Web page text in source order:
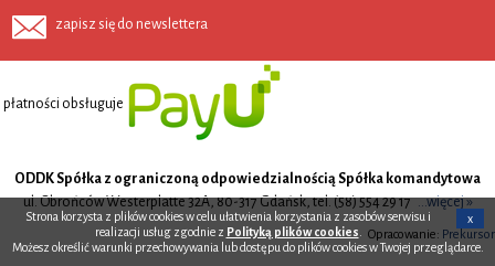
zapisz się do newslettera
płatności obsługuje
ODDK Spółka z ograniczoną odpowiedzialnością Spółka komandytowa
ul. Obrońców Westerplatte 32A, 80-317 Gdańsk, tel. (58) 554 29 17...więcej »
Opracowanie: Prekursor
x
Strona korzysta z plików cookies w celu ułatwienia korzystania z zasobów serwisu i
realizacji usług zgodnie z Polityką plików cookies
Możesz określić warunki przechowywania lub dostępu do plików cookies w Twojej przeglądarce.